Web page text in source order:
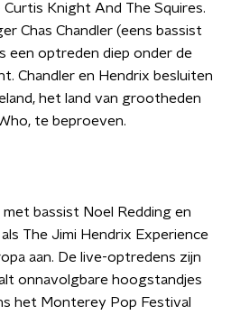
Knight And The Squires.
Chas Chandler (eens bassist
een optreden diep onder de
Chandler en Hendrix besluiten
het land van grootheden
te beproeven.
bassist Noel Redding en
The Jimi Hendrix Experience
aan. De live-optredens zijn
onnavolgbare hoogstandjes
het Monterey Pop Festival